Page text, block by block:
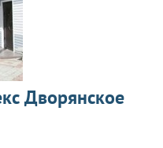
Дворянское